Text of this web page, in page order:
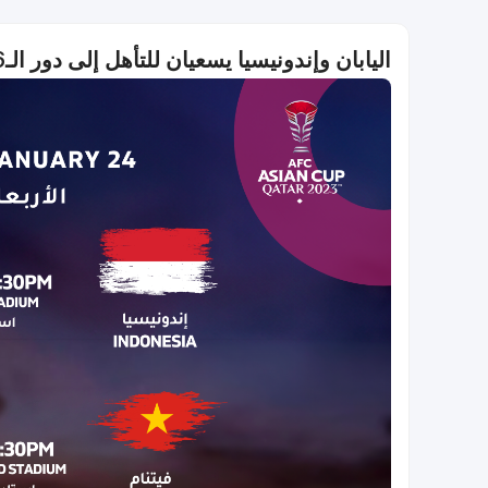
اليابان وإندونيسيا يسعيان للتأهل إلى دور الـ16 يوم الأربعاء